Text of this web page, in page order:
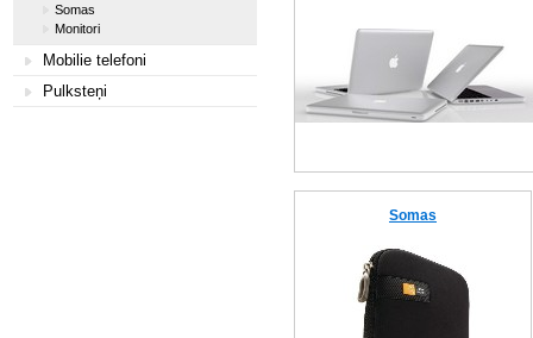
Somas
Monitori
Mobilie telefoni
Pulksteņi
Somas